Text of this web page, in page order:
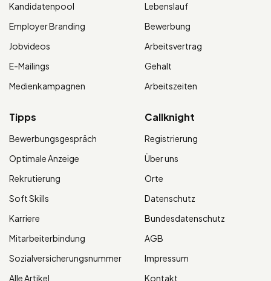
Kandidatenpool
Employer Branding
Jobvideos
E-Mailings
Medienkampagnen
Lebenslauf
Bewerbung
Arbeitsvertrag
Gehalt
Arbeitszeiten
Tipps
Bewerbungsgespräch
Optimale Anzeige
Rekrutierung
Soft Skills
Karriere
Mitarbeiterbindung
Sozialversicherungsnummer
Alle Artikel
Callknight
Registrierung
Über uns
Orte
Datenschutz
Bundesdatenschutz
AGB
Impressum
Kontakt